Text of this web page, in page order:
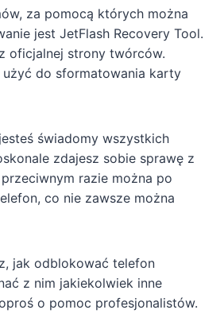
za pomocą których można
jest JetFlash Recovery Tool.
oficjalnej strony twórców.
do sformatowania karty
świadomy wszystkich
zdajesz sobie sprawę z
razie można po
co nie zawsze można
jak odblokować telefon
z nim jakiekolwiek inne
o pomoc profesjonalistów.